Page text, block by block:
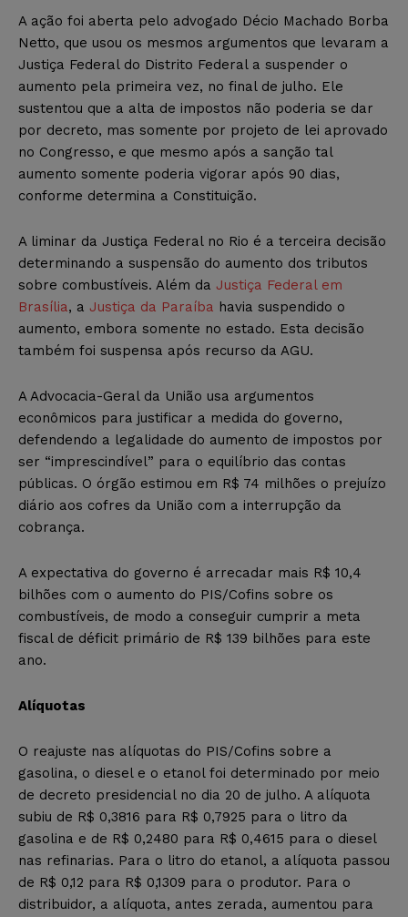
A ação foi aberta pelo advogado Décio Machado Borba
Netto, que usou os mesmos argumentos que levaram a
Justiça Federal do Distrito Federal a suspender o
aumento pela primeira vez, no final de julho. Ele
sustentou que a alta de impostos não poderia se dar
por decreto, mas somente por projeto de lei aprovado
no Congresso, e que mesmo após a sanção tal
aumento somente poderia vigorar após 90 dias,
conforme determina a Constituição.
A liminar da Justiça Federal no Rio é a terceira decisão
determinando a suspensão do aumento dos tributos
sobre combustíveis. Além da Justiça Federal em
Brasília, a Justiça da Paraíba havia suspendido o
aumento, embora somente no estado. Esta decisão
também foi suspensa após recurso da AGU.
A Advocacia-Geral da União usa argumentos
econômicos para justificar a medida do governo,
defendendo a legalidade do aumento de impostos por
ser “imprescindível” para o equilíbrio das contas
públicas. O órgão estimou em R$ 74 milhões o prejuízo
diário aos cofres da União com a interrupção da
cobrança.
A expectativa do governo é arrecadar mais R$ 10,4
bilhões com o aumento do PIS/Cofins sobre os
combustíveis, de modo a conseguir cumprir a meta
fiscal de déficit primário de R$ 139 bilhões para este
ano.
Alíquotas
O reajuste nas alíquotas do PIS/Cofins sobre a
gasolina, o diesel e o etanol foi determinado por meio
de decreto presidencial no dia 20 de julho. A alíquota
subiu de R$ 0,3816 para R$ 0,7925 para o litro da
gasolina e de R$ 0,2480 para R$ 0,4615 para o diesel
nas refinarias. Para o litro do etanol, a alíquota passou
de R$ 0,12 para R$ 0,1309 para o produtor. Para o
distribuidor, a alíquota, antes zerada, aumentou para